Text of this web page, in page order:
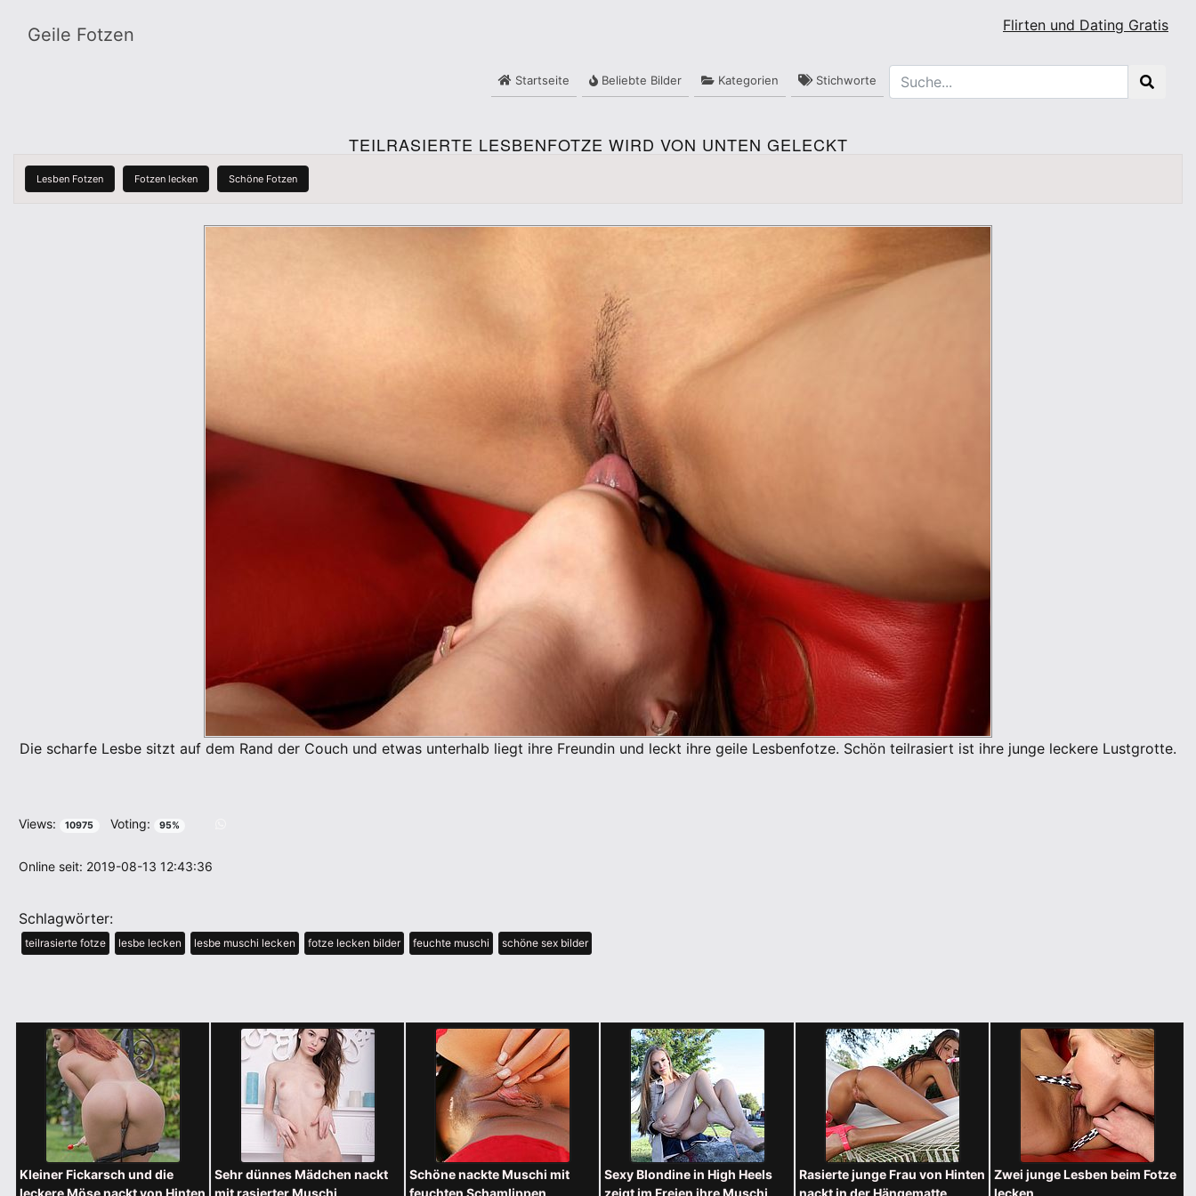
Geile Fotzen Flirten und Dating Gratis
Startseite Beliebte Bilder Kategorien Stichworte
TEILRASIERTE LESBENFOTZE WIRD VON UNTEN GELECKT
Lesben Fotzen Fotzen lecken Schöne Fotzen
Die scharfe Lesbe sitzt auf dem Rand der Couch und etwas unterhalb liegt ihre Freundin und leckt ihre geile Lesbenfotze. Schön teilrasiert ist ihre junge leckere Lustgrotte.
Views: 10975 Voting: 95%
Online seit: 2019-08-13 12:43:36
Schlagwörter:
teilrasierte fotze lesbe lecken lesbe muschi lecken fotze lecken bilder feuchte muschi schöne sex bilder
Kleiner Fickarsch und die
leckere Möse nackt von Hinten
Sehr dünnes Mädchen nackt
mit rasierter Muschi
Schöne nackte Muschi mit
feuchten Schamlippen
Sexy Blondine in High Heels
zeigt im Freien ihre Muschi
Rasierte junge Frau von Hinten
nackt in der Hängematte
Zwei junge Lesben beim Fotze
lecken